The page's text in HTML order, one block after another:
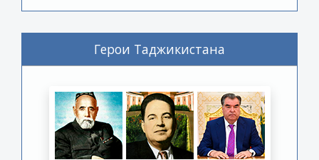
Герои Таджикистана